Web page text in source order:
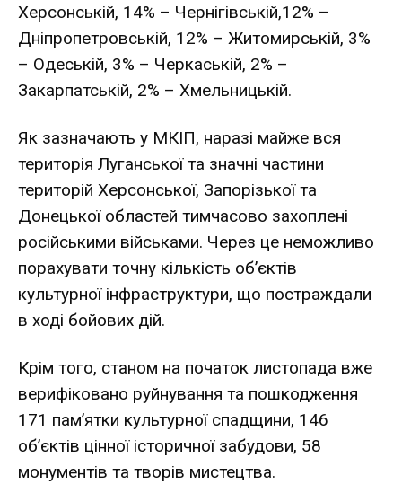
Херсонській, 14% – Чернігівській,12% –
Дніпропетровській, 12% – Житомирській, 3%
– Одеській, 3% – Черкаській, 2% –
Закарпатській, 2% – Хмельницькій.
Як зазначають у МКІП, наразі майже вся
територія Луганської та значні частини
територій Херсонської, Запорізької та
Донецької областей тимчасово захоплені
російськими військами. Через це неможливо
порахувати точну кількість об’єктів
культурної інфраструктури, що постраждали
в ході бойових дій.
Крім того, станом на початок листопада вже
верифіковано руйнування та пошкодження
171 пам’ятки культурної спадщини, 146
об’єктів цінної історичної забудови, 58
монументів та творів мистецтва.